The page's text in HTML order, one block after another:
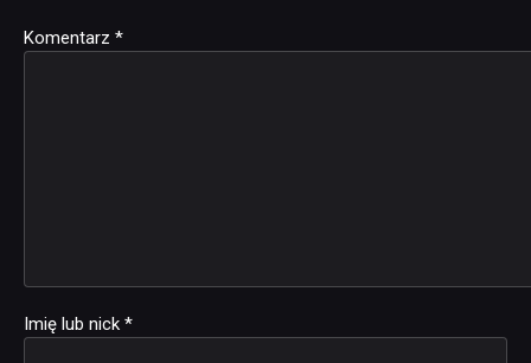
Komentarz *
Imię lub nick *
Alternative: